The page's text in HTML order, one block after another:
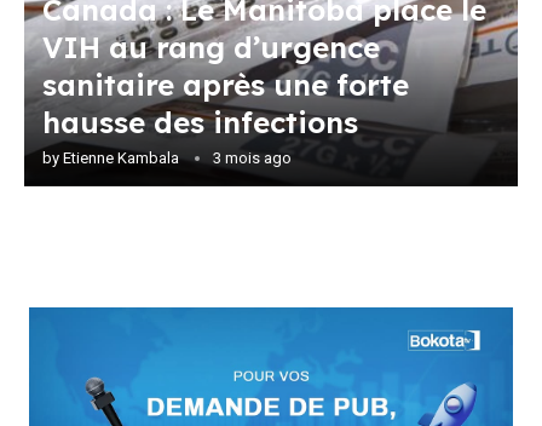
Canada : Le Manitoba place le
VIH au rang d’urgence
sanitaire après une forte
hausse des infections
by Etienne Kambala 3 mois ago